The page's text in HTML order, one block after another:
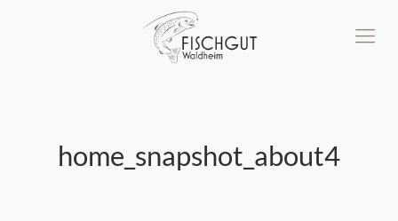
home_snapshot_about4